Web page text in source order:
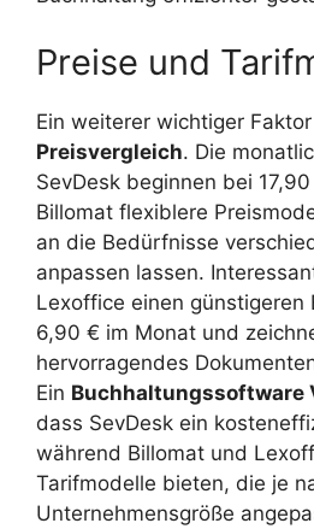
Preise und
Ein weiterer wichtiger
Preisvergleich. Die
SevDesk beginnen bei
Billomat flexiblere
an die Bedürfnisse
anpassen lassen.
Lexoffice einen günstigeren
6,90 € im Monat und
hervorragendes
Ein Buchhaltungssoftware
dass SevDesk ein
während Billomat und
Tarifmodelle bieten, die je
Unternehmensgröße